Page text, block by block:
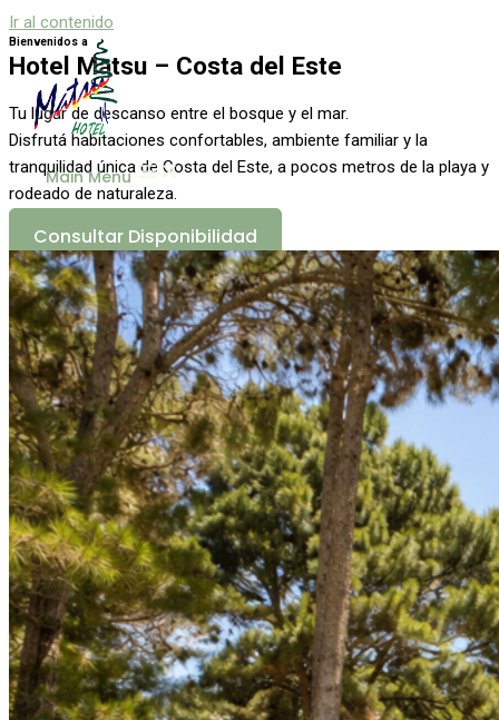
Ir al contenido
Main Menu
Bienvenidos a
Hotel Matsu – Costa del Este
Tu lugar de descanso entre el bosque y el mar.
Disfrutá habitaciones confortables, ambiente familiar y la
tranquilidad única de Costa del Este, a pocos metros de la playa y
rodeado de naturaleza.
Consultar Disponibilidad